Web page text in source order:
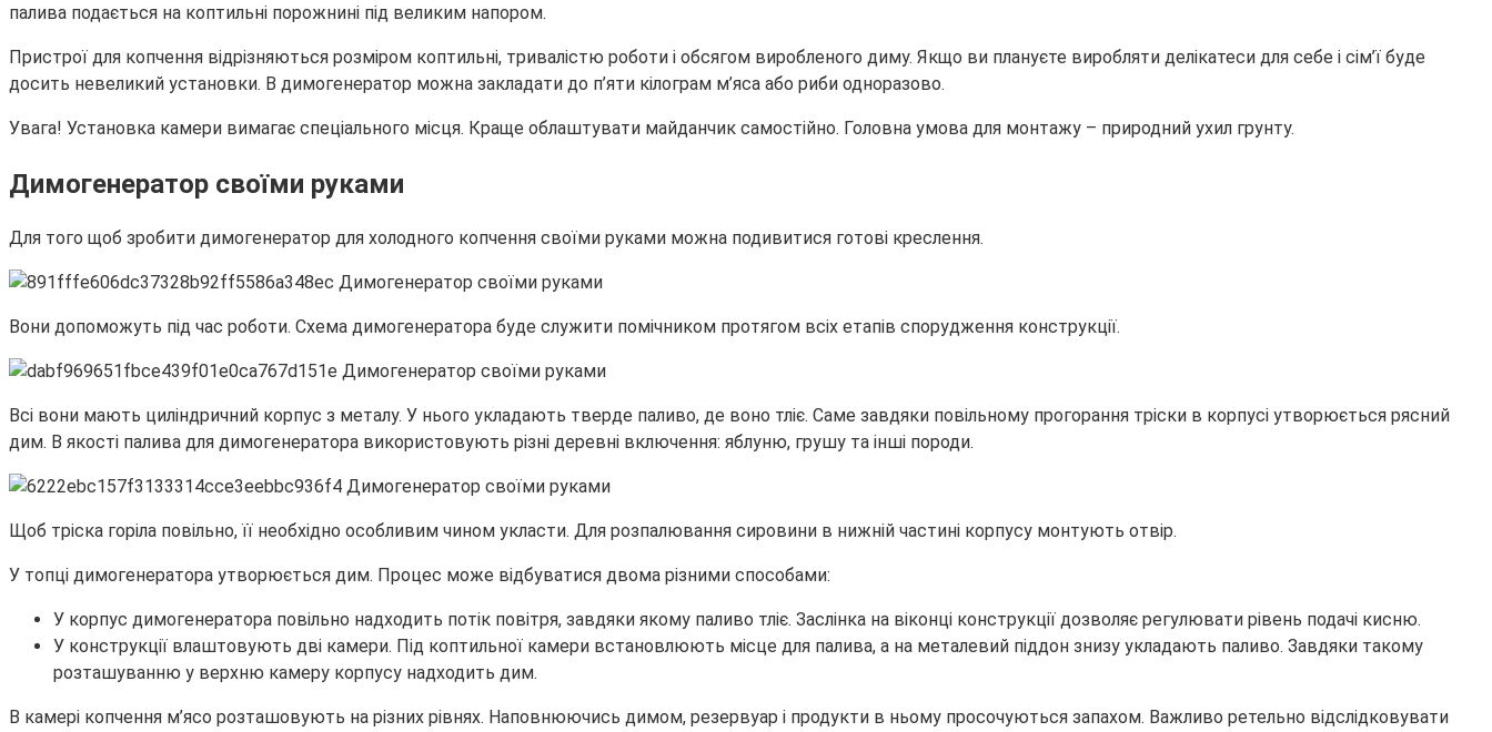
палива подається на коптильні порожнині під великим напором.
Пристрої для копчення відрізняються розміром коптильні, тривалістю роботи і обсягом виробленого диму. Якщо ви плануєте виробляти делікатеси для себе і сім’ї буде
досить невеликий установки. В димогенератор можна закладати до п’яти кілограм м’яса або риби одноразово.
Увага! Установка камери вимагає спеціального місця. Краще облаштувати майданчик самостійно. Головна умова для монтажу – природний ухил грунту.
Димогенератор своїми руками
Для того щоб зробити димогенератор для холодного копчення своїми руками можна подивитися готові креслення.
Вони допоможуть під час роботи. Схема димогенератора буде служити помічником протягом всіх етапів спорудження конструкції.
Всі вони мають циліндричний корпус з металу. У нього укладають тверде паливо, де воно тліє. Саме завдяки повільному прогорання тріски в корпусі утворюється рясний
дим. В якості палива для димогенератора використовують різні деревні включення: яблуню, грушу та інші породи.
Щоб тріска горіла повільно, її необхідно особливим чином укласти. Для розпалювання сировини в нижній частині корпусу монтують отвір.
У топці димогенератора утворюється дим. Процес може відбуватися двома різними способами:
У корпус димогенератора повільно надходить потік повітря, завдяки якому паливо тліє. Заслінка на віконці конструкції дозволяє регулювати рівень подачі кисню.
У конструкції влаштовують дві камери. Під коптильної камери встановлюють місце для палива, а на металевий піддон знизу укладають паливо. Завдяки такому
розташуванню у верхню камеру корпусу надходить дим.
В камері копчення м’ясо розташовують на різних рівнях. Наповнюючись димом, резервуар і продукти в ньому просочуються запахом. Важливо ретельно відслідковувати